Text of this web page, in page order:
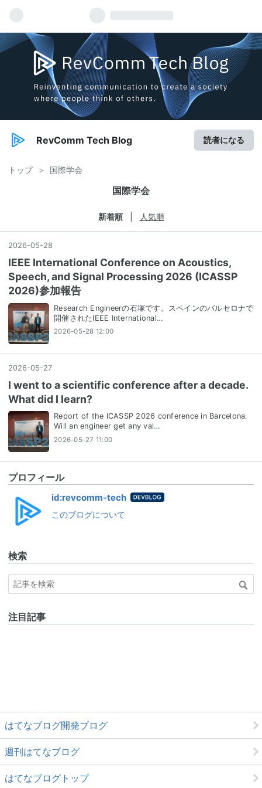
RevComm Tech Blog 読者になる
トップ > 国際学会
国際学会
新着順 人気順
2026-05-28
IEEE International Conference on Acoustics,
Speech, and Signal Processing 2026 (ICASSP
2026)参加報告
Research Engineerの石塚です。スペインのバルセロナで
開催されたIEEE International…
2026-05-28 12:00
2026-05-27
I went to a scientific conference after a decade.
What did I learn?
Report of the ICASSP 2026 conference in Barcelona.
Will an engineer get any val…
2026-05-27 11:00
プロフィール
id:revcomm-tech はてな
このブログについて
検索
注目記事
はてなブログ開発ブログ
週刊はてなブログ
はてなブログトップ